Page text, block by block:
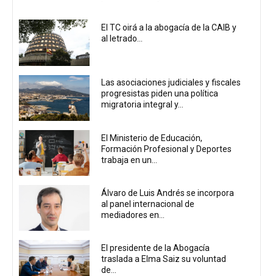
El TC oirá a la abogacía de la CAIB y
al letrado...
Las asociaciones judiciales y fiscales
progresistas piden una política
migratoria integral y...
El Ministerio de Educación,
Formación Profesional y Deportes
trabaja en un...
Álvaro de Luis Andrés se incorpora
al panel internacional de
mediadores en...
El presidente de la Abogacía
traslada a Elma Saiz su voluntad
de...